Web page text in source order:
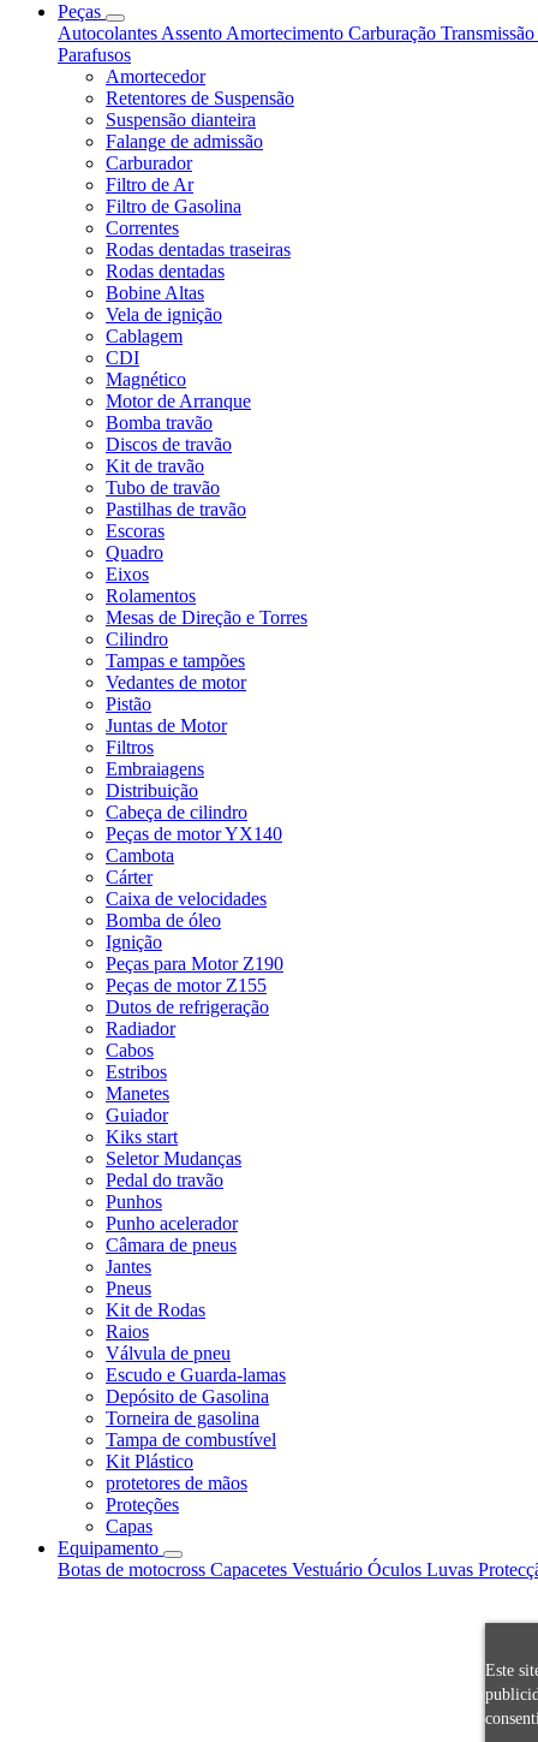
Peças
Autocolantes Assento Amortecimento Carburação Transmissão
Parafusos
Amortecedor
Retentores de Suspensão
Suspensão dianteira
Falange de admissão
Carburador
Filtro de Ar
Filtro de Gasolina
Correntes
Rodas dentadas traseiras
Rodas dentadas
Bobine Altas
Vela de ignição
Cablagem
CDI
Magnético
Motor de Arranque
Bomba travão
Discos de travão
Kit de travão
Tubo de travão
Pastilhas de travão
Escoras
Quadro
Eixos
Rolamentos
Mesas de Direção e Torres
Cilindro
Tampas e tampões
Vedantes de motor
Pistão
Juntas de Motor
Filtros
Embraiagens
Distribuição
Cabeça de cilindro
Peças de motor YX140
Cambota
Cárter
Caixa de velocidades
Bomba de óleo
Ignição
Peças para Motor Z190
Peças de motor Z155
Dutos de refrigeração
Radiador
Cabos
Estribos
Manetes
Guiador
Kiks start
Seletor Mudanças
Pedal do travão
Punhos
Punho acelerador
Câmara de pneus
Jantes
Pneus
Kit de Rodas
Raios
Válvula de pneu
Escudo e Guarda-lamas
Depósito de Gasolina
Torneira de gasolina
Tampa de combustível
Kit Plástico
protetores de mãos
Proteções
Capas
Equipamento
Botas de motocross Capacetes Vestuário Óculos Luvas
Este